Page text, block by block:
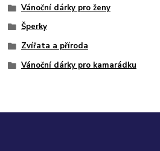
Vánoční dárky pro ženy
Šperky
Zvířata a příroda
Vánoční dárky pro kamarádku